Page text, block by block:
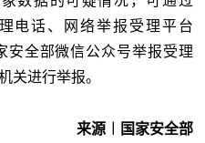
电话、网络举报受理平台
安全部微信公众号举报受理
关进行举报。
来源︱国家安全部